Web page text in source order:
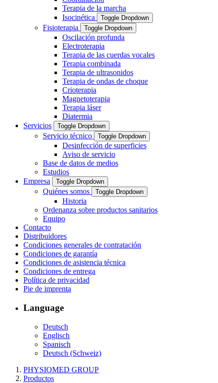
Terapia de la marcha
Isocinética
Toggle Dropdown
Fisioterapia Toggle Dropdown
Oscilación profunda
Electroterapia
Terapia de las cuerdas vocales
Terapia combinada
Terapia de ultrasonidos
Terapia de ondas de choque
Crioterapia
Magnetoterapia
Terapia láser
Diatermia
Servicios
Toggle Dropdown
Servicio técnico Toggle Dropdown
Desinfección de superficies
Aviso de servicio
Base de datos de medios
Estudios
Empresa
Toggle Dropdown
Quiénes somos Toggle Dropdown
Historia
Ordenanza sobre productos sanitarios
Equipo
Contacto
Distribuidores
Condiciones generales de contratación
Condiciones de garantía
Condiciones de asistencia técnica
Condiciones de entrega
Política de privacidad
Pie de imprenta
Language
Deutsch
Englisch
Spanisch
Deutsch (Schweiz)
PHYSIOMED GROUP
Productos